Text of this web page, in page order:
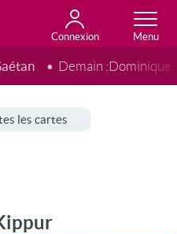
Connexion
Demain :Dominique
les cartes